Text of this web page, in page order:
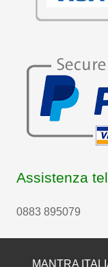
Assistenza
0883 895079
MANTRA